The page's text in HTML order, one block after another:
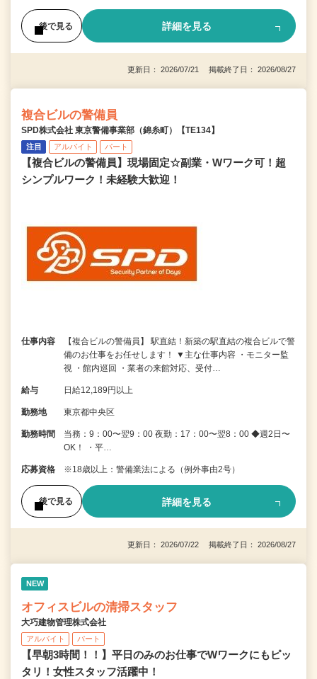
後で見る 詳細を見る
更新日： 2026/07/21 掲載終了日： 2026/08/27
複合ビルの警備員
SPD株式会社 東京警備事業部（錦糸町）【TE134】
注目 アルバイト パート
【複合ビルの警備員】現場固定☆副業・Wワーク可！超
シンプルワーク！未経験大歓迎！
仕事内容
【複合ビルの警備員】 駅直結！新築の駅直結の複合ビルで警
備のお仕事をお任せします！ ▼主な仕事内容 ・モニター監
視 ・館内巡回 ・業者の来館対応、受付…
給与 日給12,189円以上
勤務地 東京都中央区
勤務時間
当務：9：00〜翌9：00 夜勤：17：00〜翌8：00 ◆週2日〜
OK！ ・平…
応募資格 ※18歳以上：警備業法による（例外事由2号）
後で見る 詳細を見る
更新日： 2026/07/22 掲載終了日： 2026/08/27
NEW
オフィスビルの清掃スタッフ
大巧建物管理株式会社
アルバイト パート
【早朝3時間！！】平日のみのお仕事でWワークにもピッ
タリ！女性スタッフ活躍中！